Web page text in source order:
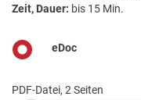
Zeit, Dauer: bis 15 Min.
eDoc
PDF-Datei, 2 Seiten